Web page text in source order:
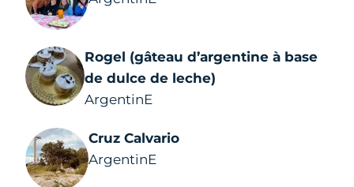
Rogel (gâteau d’argentine à base
de dulce de leche)
ArgentinE
Cruz Calvario
ArgentinE